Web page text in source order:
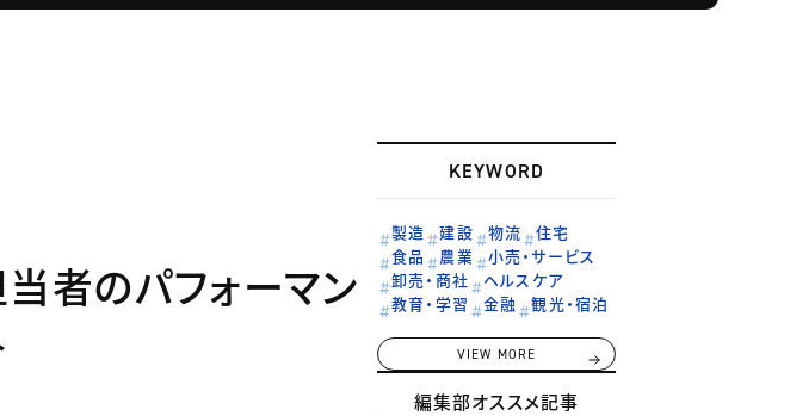
者のパフォーマン
KEYWORD
製造 建設 物流
住宅
食品
農業
小売・サービス
卸売・商社
ヘルスケア
教育・学習
金融 観光・宿泊
VIEW MORE
編集部オススメ記事